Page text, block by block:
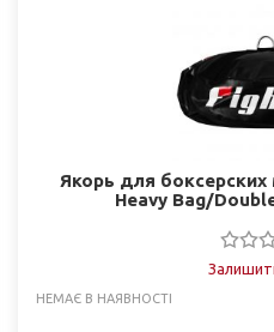
Якорь для
Heavy Bag/
НЕМАЄ В НАЯВНОСТІ